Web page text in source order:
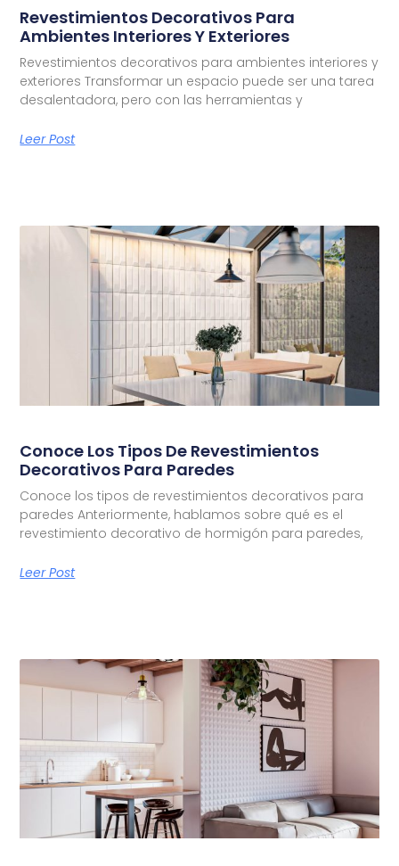
Revestimientos Decorativos Para
Ambientes Interiores Y Exteriores
Revestimientos decorativos para ambientes interiores y
exteriores Transformar un espacio puede ser una tarea
desalentadora, pero con las herramientas y
Leer Post
Conoce Los Tipos De Revestimientos
Decorativos Para Paredes
Conoce los tipos de revestimientos decorativos para
paredes Anteriormente, hablamos sobre qué es el
revestimiento decorativo de hormigón para paredes,
Leer Post